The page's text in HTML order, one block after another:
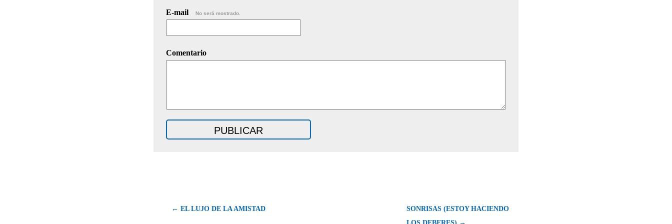
E-mail No será mostrado.
Comentario
← EL LUJO DE LA AMISTAD
SONRISAS (ESTOY HACIENDO